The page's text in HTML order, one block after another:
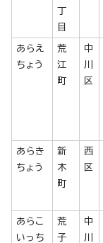
丁
目
あらえ
ちょう
荒
江
町
中
川
区
あらき
ちょう
新
木
町
西
区
あらこ
いっち
荒
子
中
川